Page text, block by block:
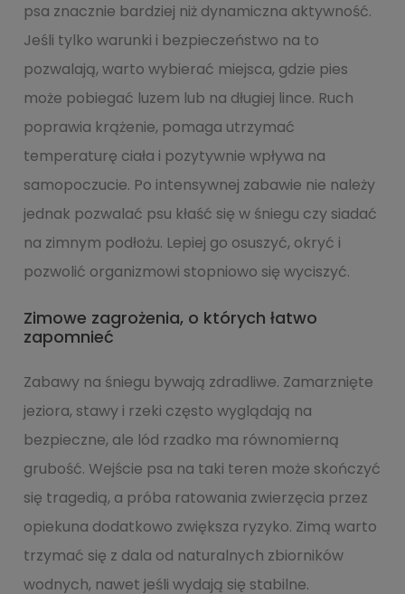
psa znacznie bardziej niż dynamiczna aktywność.
Jeśli tylko warunki i bezpieczeństwo na to
pozwalają, warto wybierać miejsca, gdzie pies
może pobiegać luzem lub na długiej lince. Ruch
poprawia krążenie, pomaga utrzymać
temperaturę ciała i pozytywnie wpływa na
samopoczucie. Po intensywnej zabawie nie należy
jednak pozwalać psu kłaść się w śniegu czy siadać
na zimnym podłożu. Lepiej go osuszyć, okryć i
pozwolić organizmowi stopniowo się wyciszyć.
Zimowe zagrożenia, o których łatwo
zapomnieć
Zabawy na śniegu bywają zdradliwe. Zamarznięte
jeziora, stawy i rzeki często wyglądają na
bezpieczne, ale lód rzadko ma równomierną
grubość. Wejście psa na taki teren może skończyć
się tragedią, a próba ratowania zwierzęcia przez
opiekuna dodatkowo zwiększa ryzyko. Zimą warto
trzymać się z dala od naturalnych zbiorników
wodnych, nawet jeśli wydają się stabilne.